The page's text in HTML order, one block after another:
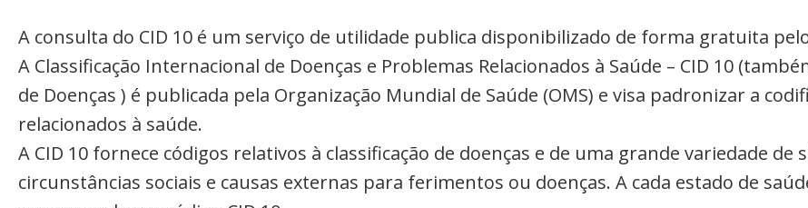
A consulta do CID 10 é um serviço de utilidade publica disponibilizado de forma gratuita
A Classificação Internacional de Doenças e Problemas Relacionados à Saúde – CID 10
de Doenças ) é publicada pela Organização Mundial de Saúde (OMS) e visa padronizar a
relacionados à saúde.
A CID 10 fornece códigos relativos à classificação de doenças e de uma grande variedade
circunstâncias sociais e causas externas para ferimentos ou doenças. A cada estado de